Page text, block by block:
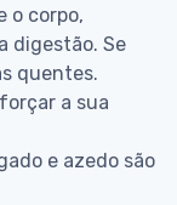
o corpo,
digestão. Se
quentes.
a sua
e azedo são